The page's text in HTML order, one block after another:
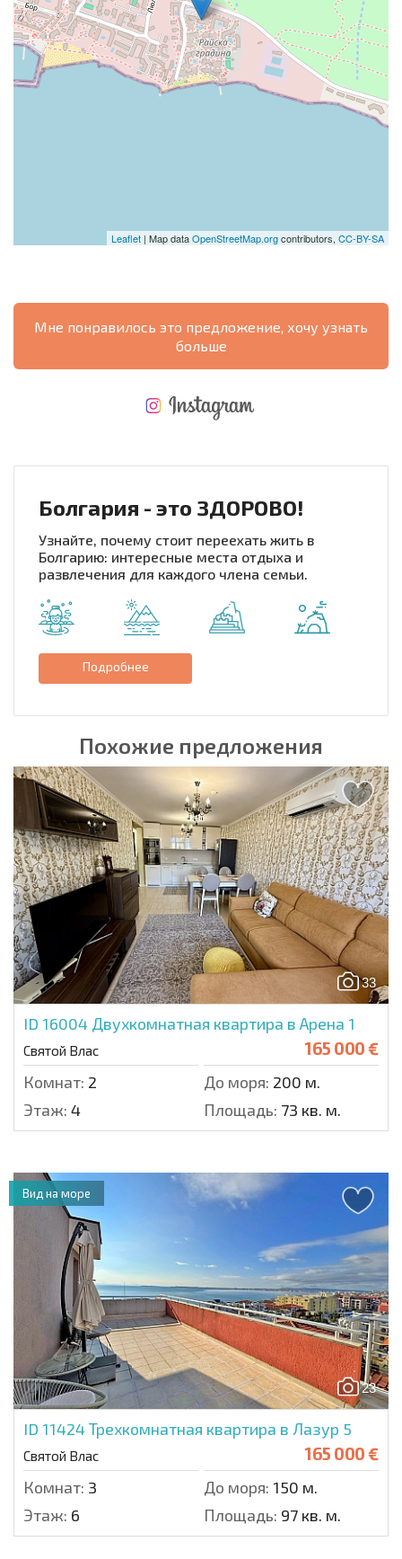
Leaflet | Map dataOpenStreetMap.orgcontributors, CC-BY-SA
Мне понравилось это предложение, хочу узнать
больше
Болгария - это ЗДОРОВО!
Узнайте, почему стоит переехать жить в
Болгарию: интересные места отдыха и
развлечения для каждого члена семьи.
Подробнее
Похожие предложения
33
ID 16004 Двухкомнатная квартира в Арена 1
Святой Влас 165 000 €
Комнат: 2 До моря: 200 м.
Этаж: 4 Площадь: 73 кв. м.
23
ID 11424Трехкомнатная квартира в Лазур 5
Святой Влас 165 000 €
Комнат: 3 До моря: 150 м.
Этаж: 6 Площадь: 97 кв. м.
Вид на море